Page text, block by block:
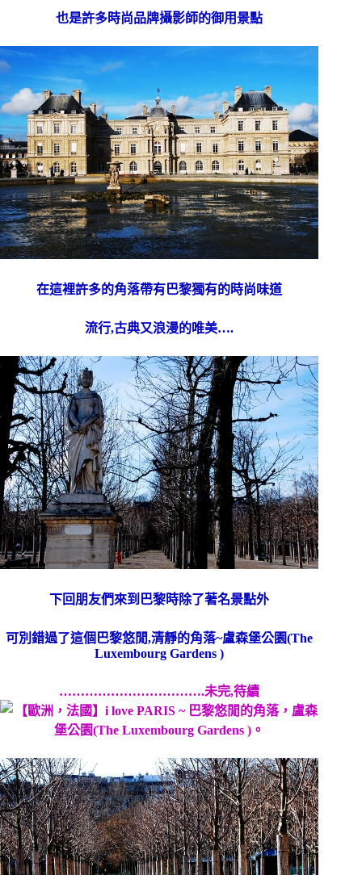
也是許多時尚品牌攝影師的御用景點
在這裡許多的角落帶有巴黎獨有的時尚味道
流行,古典又浪漫的唯美….
下回朋友們來到巴黎時除了著名景點外
可別錯過了這個巴黎悠閒,清靜的角落~盧森堡公園(The
Luxembourg Gardens )
…………………………….未完,待續